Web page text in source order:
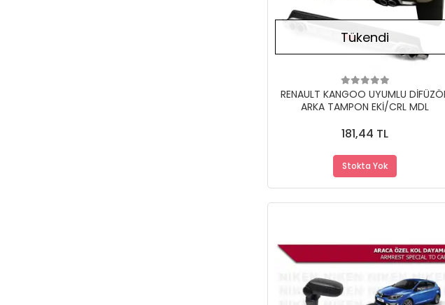
Tükendi
RENAULT KANGOO UYUMLU
ARKA TAMPON EKİ/CRL MDL
181,44 TL
Stokta Yok